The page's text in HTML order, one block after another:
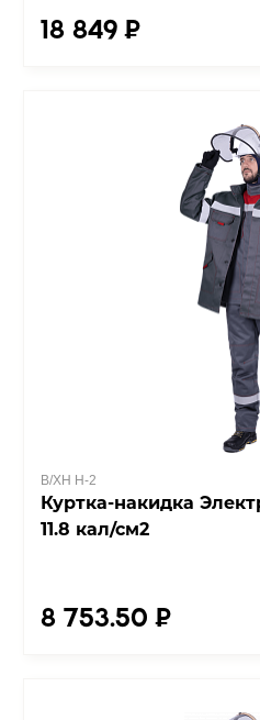
18 849 ₽
В/ХН Н-2
Куртка-накидка
11.8 кал/см2
8 753.50 ₽